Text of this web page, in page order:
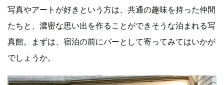
写真やアートが好きという方は、共通の趣味を持った仲間
たちと、濃密な思い出を作ることができそうな泊まれる写
真館。まずは、宿泊の前にバーとして寄ってみてはいかが
でしょうか。